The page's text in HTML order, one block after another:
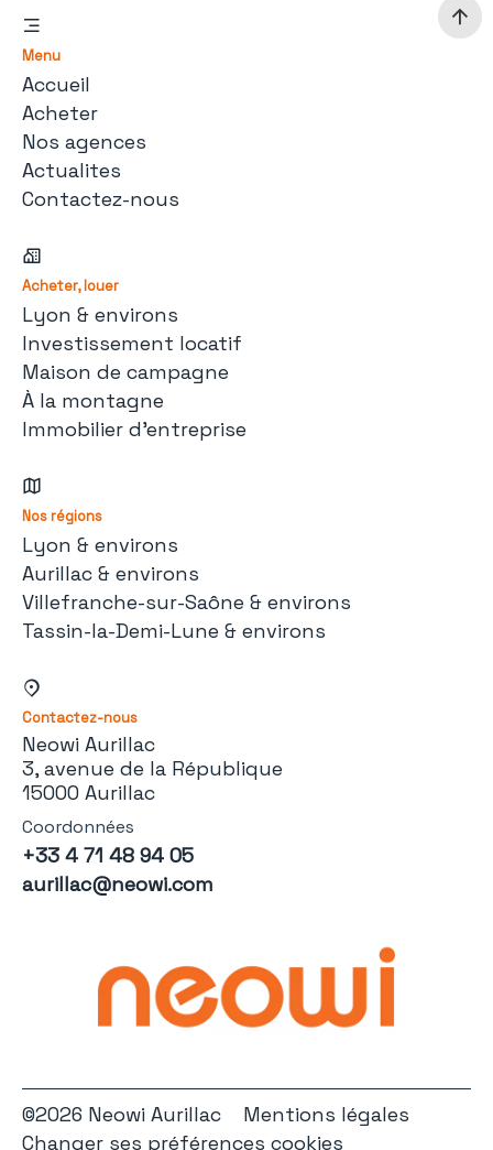
Menu
Accueil
Acheter
Nos agences
Actualites
Contactez-nous
Acheter, louer
Lyon & environs
Investissement locatif
Maison de campagne
À la montagne
Immobilier d'entreprise
Nos régions
Lyon & environs
Aurillac & environs
Villefranche-sur-Saône & environs
Tassin-la-Demi-Lune & environs
Contactez-nous
Neowi Aurillac
3, avenue de la République
15000 Aurillac
Coordonnées
+33 4 71 48 94 05
aurillac@neowi.com
©2026 Neowi Aurillac
Mentions légales
Changer ses préférences cookies